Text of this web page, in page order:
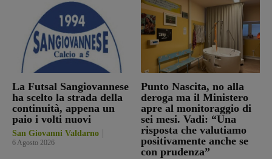
La Futsal Sangiovannese
ha scelto la strada della
continuità, appena un
paio i volti nuovi
San Giovanni Valdarno
6 Agosto 2026
Punto Nascita, no alla
deroga ma il Ministero
apre al monitoraggio di
sei mesi. Vadi: “Una
risposta che valutiamo
positivamente anche se
con prudenza”